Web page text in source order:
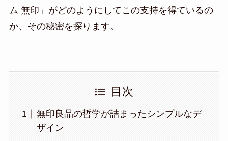
ム 無印」がどのようにしてこの支持を得ているの
か、その秘密を探ります。
目次
無印良品の哲学が詰まったシンプルなデ
ザイン